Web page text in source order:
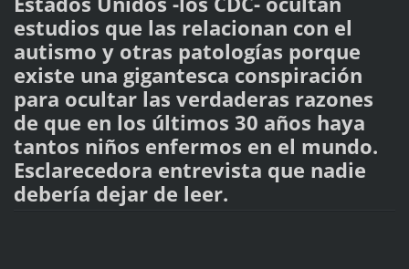
estudios que las relacionan con el
autismo y otras patologías porque
existe una gigantesca conspiración
para ocultar las verdaderas razones
de que en los últimos 30 años haya
tantos niños enfermos en el mundo.
Esclarecedora entrevista que nadie
debería dejar de leer.